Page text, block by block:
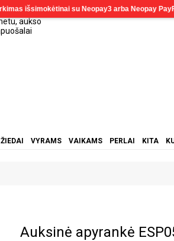
ŽIEDAI VYRAMS VAIKAMS PERLAI KITA
Auksinė apyrankė